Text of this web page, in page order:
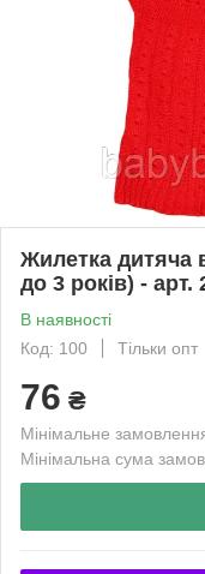
Жилетка дитяча
до 3 років) - арт.
В наявності
Код: 100
Тільки опт
76 ₴
Мінімальне
Мінімальна сума